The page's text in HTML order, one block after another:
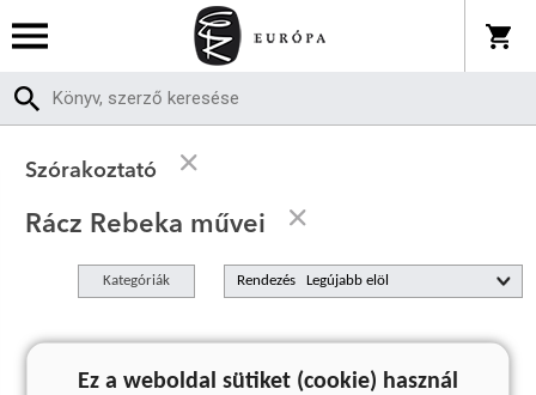
Szórakoztató
Rácz Rebeka művei
Kategóriák Rendezés
A keresett kifejezésre nincs találat
Ez a weboldal sütiket (cookie) használ